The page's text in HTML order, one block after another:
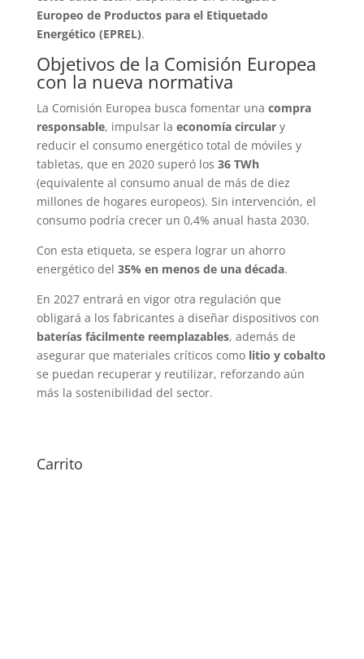
Europeo de Productos para el Etiquetado
Energético (EPREL).
Objetivos de la Comisión Europea
con la nueva normativa
La Comisión Europea busca fomentar una compra
responsable, impulsar la economía circulary
reducir el consumo energético total de móviles y
tabletas, que en 2020 superó los 36 TWh
(equivalente al consumo anual de más de diez
millones de hogares europeos). Sin intervención, el
consumo podría crecer un 0,4% anual hasta 2030.
Con esta etiqueta, se espera lograr un ahorro
energético del 35% en menos de una década.
En 2027 entrará en vigor otra regulación que
obligará a los fabricantes a diseñar dispositivos con
baterías fácilmente reemplazables, además de
asegurar que materiales críticos como litio y cobalto
se puedan recuperar y reutilizar, reforzando aún
más la sostenibilidad del sector.
Carrito